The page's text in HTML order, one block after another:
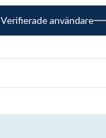
Verifierade användare